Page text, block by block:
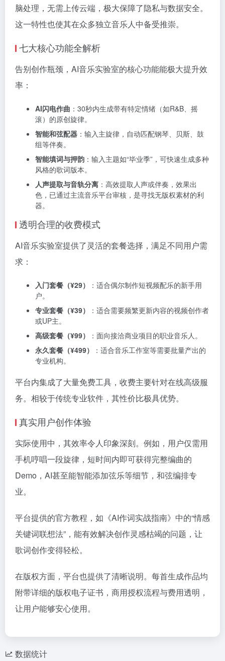
脑处理，无需上传云端，极大保障了隐私与数据安全。
这一特性也使其在众多独立音乐人中备受推崇。
七大核心功能全解析
告别创作瓶颈，AI音乐实验室的核心功能能极大提升效
率：
AI闪电作曲 ：30秒内生成带有特定情绪（如R&B、摇
滚）的原创旋律。
智能和弦配器 ：输入主旋律，自动匹配钢琴、贝斯、鼓
组等伴奏。
智能填词与押韵 ：输入主题如“毕业季”，可快速生成多种
风格的歌词版本。
人声提取与音轨分离 ：高效提取人声或伴奏，效果出
色，已通过主流音乐平台审核，是寻找无版权素材的利
器。
透明合理的收费模式
AI音乐实验室提供了灵活的套餐选择，满足不同用户需
求：
入门套餐（¥29）
：适合偶尔制作短视频配乐的新手用
户。
专业套餐（¥39）
：适合需要频繁更新内容的视频创作者
或UP主。
高级套餐（¥99）
：面向接洽商业项目的职业音乐人。
永久套餐（¥499）
：适合音乐工作室等需要批量产出的
专业机构。
平台内集成了大量免费工具，收费主要针对在线高级服
务。相较于传统专业软件，其性价比极具优势。
真实用户创作体验
实际使用中，其效率令人印象深刻。例如，用户仅需用
手机哼唱一段旋律，短时间内即可获得完整编曲的
Demo，AI甚至能智能添加弦乐等细节，和弦编排专
业。
平台提供的官方教程，如《AI作词实战指南》中的“情感
关键词联想法”，能有效解决创作灵感枯竭的问题，让
歌词创作变得轻松。
在版权方面，平台也提供了清晰说明。每首生成作品均
附带详细的版权电子证书，商用授权流程与费用透明，
让用户能够安心使用。
数据统计